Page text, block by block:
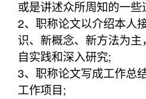
或是讲述众所周知的一些
2、职称论文以介绍本人
识、新概念、新方法为
自实践和深入研究;
3、职称论文写成工作总
工作项目;